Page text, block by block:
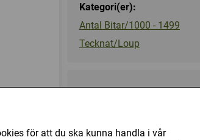
för att du ska kunna handla i vår
Kategori(er):
Antal Bitar/1000 - 1499
Tecknat/Loup
189 kr
Ej tillgänglig